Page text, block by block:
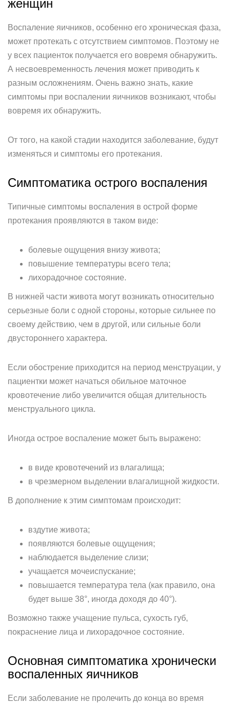
женщин
Воспаление яичников, особенно его хроническая фаза,
может протекать с отсутствием симптомов. Поэтому не
у всех пациенток получается его вовремя обнаружить.
А несвоевременность лечения может приводить к
разным осложнениям. Очень важно знать, какие
симптомы при воспалении яичников возникают, чтобы
вовремя их обнаружить.
От того, на какой стадии находится заболевание, будут
изменяться и симптомы его протекания.
Симптоматика острого воспаления
Типичные симптомы воспаления в острой форме
протекания проявляются в таком виде:
болевые ощущения внизу живота;
повышение температуры всего тела;
лихорадочное состояние.
В нижней части живота могут возникать относительно
серьезные боли с одной стороны, которые сильнее по
своему действию, чем в другой, или сильные боли
двустороннего характера.
Если обострение приходится на период менструации, у
пациентки может начаться обильное маточное
кровотечение либо увеличится общая длительность
менструального цикла.
Иногда острое воспаление может быть выражено:
в виде кровотечений из влагалища;
в чрезмерном выделении влагалищной жидкости.
В дополнение к этим симптомам происходит:
вздутие живота;
появляются болевые ощущения;
наблюдается выделение слизи;
учащается мочеиспускание;
повышается температура тела (как правило, она
будет выше 38°, иногда доходя до 40°).
Возможно также учащение пульса, сухость губ,
покраснение лица и лихорадочное состояние.
Основная симптоматика хронически
воспаленных яичников
Если заболевание не пролечить до конца во время